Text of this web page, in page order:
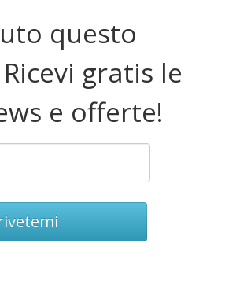
questo
gratis le
e offerte!